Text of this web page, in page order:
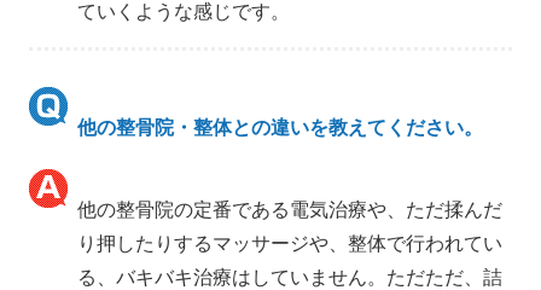
ていくような感じです。
他の整骨院・整体との違いを教えてください。
他の整骨院の定番である電気治療や、ただ揉んだ
り押したりするマッサージや、整体で行われてい
る、バキバキ治療はしていません。ただただ、詰